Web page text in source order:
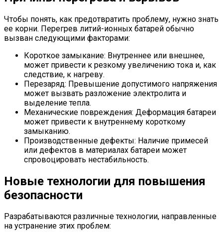
Чтобы понять, как предотвратить проблему, нужно знать
ее корни. Перегрев литий-ионных батарей обычно
вызван следующими факторами:
Короткое замыкание: Внутреннее или внешнее,
может привести к резкому увеличению тока и, как
следствие, к нагреву.
Перезаряд: Превышение допустимого напряжения
может вызвать разложение электролита и
выделение тепла.
Механические повреждения: Деформация батареи
может привести к внутреннему короткому
замыканию.
Производственные дефекты: Наличие примесей
или дефектов в материалах батареи может
спровоцировать нестабильность.
Новые технологии для повышения
безопасности
Разрабатываются различные технологии, направленные
на устранение этих проблем: